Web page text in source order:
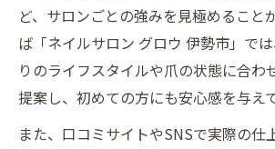
ど、サロンごとの強みを見極めること
ば「ネイルサロン グロウ 伊勢市」で
りのライフスタイルや爪の状態に合わ
提案し、初めての方にも安心感を与え
また、口コミサイトやSNSで実際の仕